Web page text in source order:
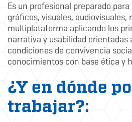
Es un profesional preparado
gráficos, visuales,
multiplataforma aplicando los
narrativa y usabilidad orientadas
condiciones de convivencia
conocimientos con base ética y
¿Y en dónde
trabajar?: